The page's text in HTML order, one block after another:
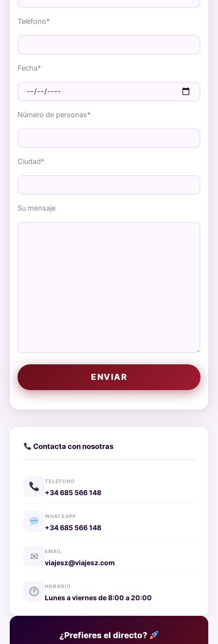
Teléfono*
Fecha*
Número de personas*
Ciudad*
Su mensaje
Contacta con nosotras
TELÉFONO
+34 685 566 148
WHATSAPP
+34 685 566 148
✉ EMAIL
viajesz@viajesz.com
HORARIO
Lunes a viernes de 8:00 a 20:00
¿Prefieres el directo?